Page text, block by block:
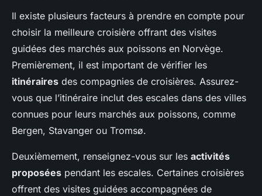
Il existe plusieurs facteurs à prendre en compte pour
choisir la meilleure croisière offrant des visites
guidées des marchés aux poissons en Norvège.
Premièrement, il est important de vérifier les
itinéraires des compagnies de croisières. Assurez-
vous que l’itinéraire inclut des escales dans des villes
connues pour leurs marchés aux poissons, comme
Bergen, Stavanger ou Tromsø.
Deuxièmement, renseignez-vous sur les activités
proposées pendant les escales. Certaines croisières
offrent des visites guidées accompagnées de